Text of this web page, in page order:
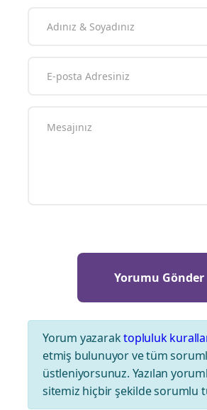
Yorum yazaraktopluluk
etmiş bulunuyor ve tüm
üstleniyorsunuz. Yazılan
sitemiz hiçbir şekilde sorumlu